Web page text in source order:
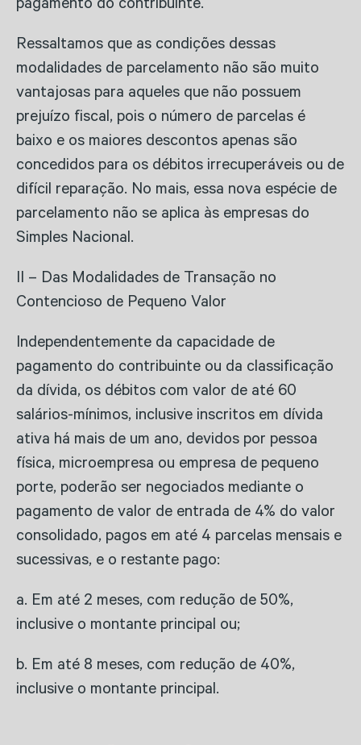
pagamento do contribuinte.
Ressaltamos que as condições dessas
modalidades de parcelamento não são muito
vantajosas para aqueles que não possuem
prejuízo fiscal, pois o número de parcelas é
baixo e os maiores descontos apenas são
concedidos para os débitos irrecuperáveis ou de
difícil reparação. No mais, essa nova espécie de
parcelamento não se aplica às empresas do
Simples Nacional.
II – Das Modalidades de Transação no
Contencioso de Pequeno Valor
Independentemente da capacidade de
pagamento do contribuinte ou da classificação
da dívida, os débitos com valor de até 60
salários-mínimos, inclusive inscritos em dívida
ativa há mais de um ano, devidos por pessoa
física, microempresa ou empresa de pequeno
porte, poderão ser negociados mediante o
pagamento de valor de entrada de 4% do valor
consolidado, pagos em até 4 parcelas mensais e
sucessivas, e o restante pago:
a. Em até 2 meses, com redução de 50%,
inclusive o montante principal ou;
b. Em até 8 meses, com redução de 40%,
inclusive o montante principal.